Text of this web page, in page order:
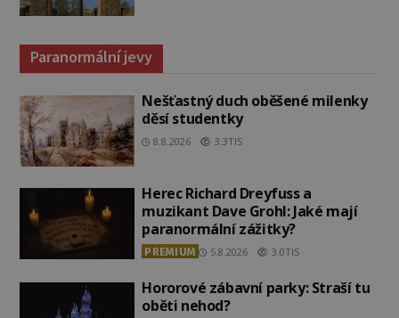
Paranormální jevy
Nešťastný duch oběšené milenky
děsí studentky
8.8.2026 3.3TIS
Herec Richard Dreyfuss a
muzikant Dave Grohl: Jaké mají
paranormální zážitky?
PREMIUM 5.8.2026 3.0TIS
Hororové zábavní parky: Straší tu
oběti nehod?